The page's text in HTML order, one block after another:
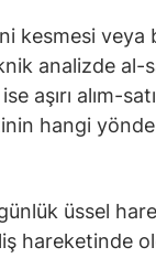
kesmesi veya
analizde al-
aşırı alım-
hangi
üssel
hareketinde